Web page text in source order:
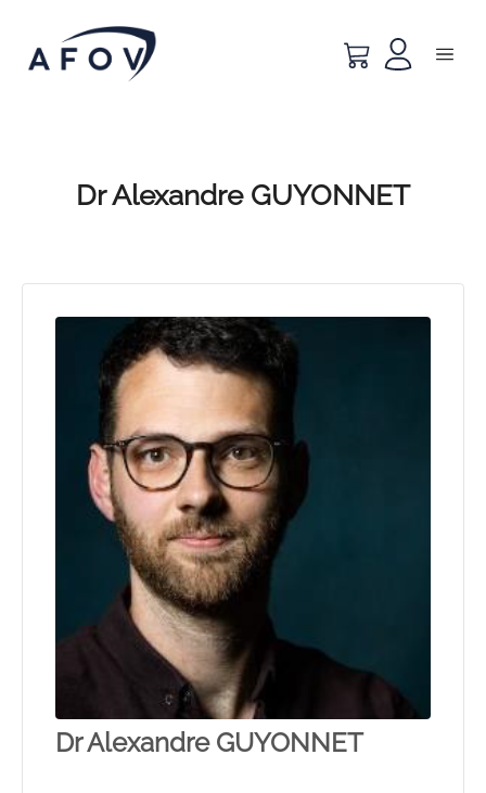
Dr Alexandre GUYONNET
Dr Alexandre GUYONNET